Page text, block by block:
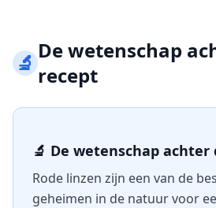
🔬De wetenschap
recept
🔬 De wetenschap
Rode linzen zijn een van de
geheimen in de natuur voor